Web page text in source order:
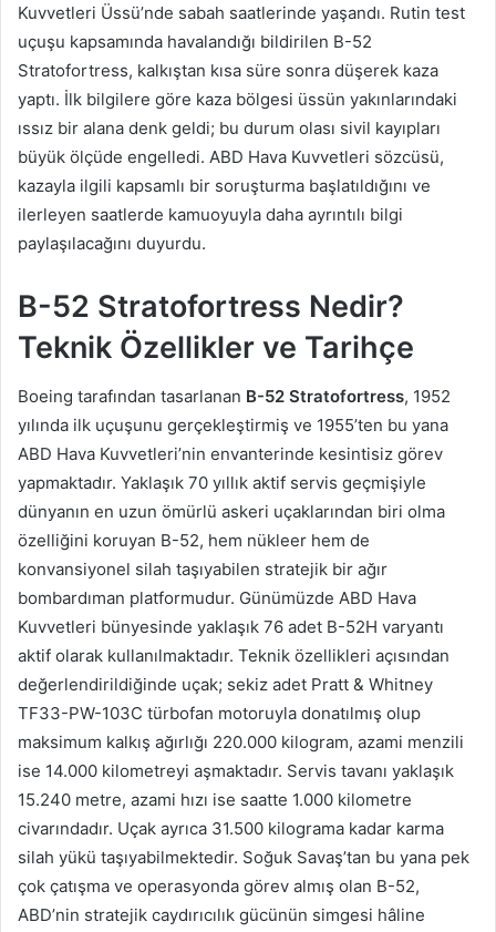
Kuvvetleri Üssü’nde sabah saatlerinde yaşandı. Rutin test
uçuşu kapsamında havalandığı bildirilen B-52
Stratofortress, kalkıştan kısa süre sonra düşerek kaza
yaptı. İlk bilgilere göre kaza bölgesi üssün yakınlarındaki
ıssız bir alana denk geldi; bu durum olası sivil kayıpları
büyük ölçüde engelledi. ABD Hava Kuvvetleri sözcüsü,
kazayla ilgili kapsamlı bir soruşturma başlatıldığını ve
ilerleyen saatlerde kamuoyuyla daha ayrıntılı bilgi
paylaşılacağını duyurdu.
B-52 Stratofortress Nedir?
Teknik Özellikler ve Tarihçe
Boeing tarafından tasarlanan B-52 Stratofortress, 1952
yılında ilk uçuşunu gerçekleştirmiş ve 1955’ten bu yana
ABD Hava Kuvvetleri’nin envanterinde kesintisiz görev
yapmaktadır. Yaklaşık 70 yıllık aktif servis geçmişiyle
dünyanın en uzun ömürlü askeri uçaklarından biri olma
özelliğini koruyan B-52, hem nükleer hem de
konvansiyonel silah taşıyabilen stratejik bir ağır
bombardıman platformudur. Günümüzde ABD Hava
Kuvvetleri bünyesinde yaklaşık 76 adet B-52H varyantı
aktif olarak kullanılmaktadır. Teknik özellikleri açısından
değerlendirildiğinde uçak; sekiz adet Pratt & Whitney
TF33-PW-103C türbofan motoruyla donatılmış olup
maksimum kalkış ağırlığı 220.000 kilogram, azami menzili
ise 14.000 kilometreyi aşmaktadır. Servis tavanı yaklaşık
15.240 metre, azami hızı ise saatte 1.000 kilometre
civarındadır. Uçak ayrıca 31.500 kilograma kadar karma
silah yükü taşıyabilmektedir. Soğuk Savaş’tan bu yana pek
çok çatışma ve operasyonda görev almış olan B-52,
ABD’nin stratejik caydırıcılık gücünün simgesi hâline